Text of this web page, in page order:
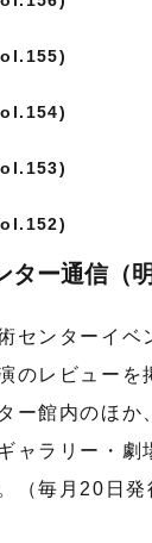
ター通信（
センターイベ
のレビューを
ー館内のほか
ャラリー・劇
（毎月20日発